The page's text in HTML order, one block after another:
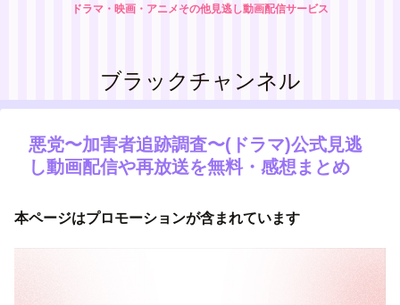
ドラマ・映画・アニメその他見逃し動画配信サービス
ブラックチャンネル
悪党〜加害者追跡調査〜(ドラマ)公式見逃
し動画配信や再放送を無料・感想まとめ
本ページはプロモーションが含まれています